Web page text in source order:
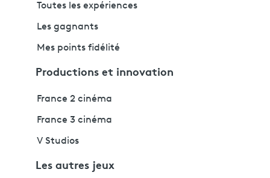
Toutes les expériences
Les gagnants
Mes points fidélité
Productions et innovation
France 2 cinéma
France 3 cinéma
V Studios
Les autres jeux